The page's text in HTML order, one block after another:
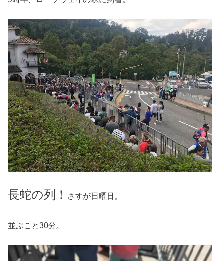
長蛇の列！ さすが日曜日。
並ぶこと30分。